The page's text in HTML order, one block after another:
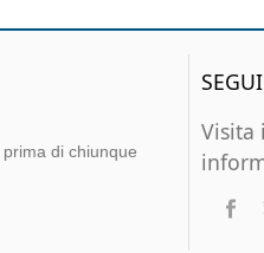
di chiunque
Visita